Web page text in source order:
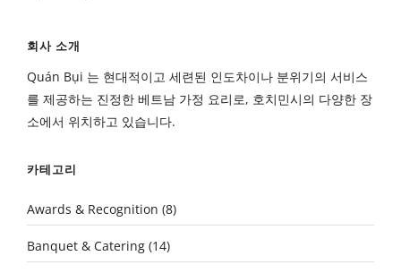
회사 소개
Quán Bụi 는 현대적이고 세련된 인도차이나 분위기의 서비스
를 제공하는 진정한 베트남 가정 요리로, 호치민시의 다양한 장
소에서 위치하고 있습니다.
카테고리
Awards & Recognition (8)
Banquet & Catering (14)